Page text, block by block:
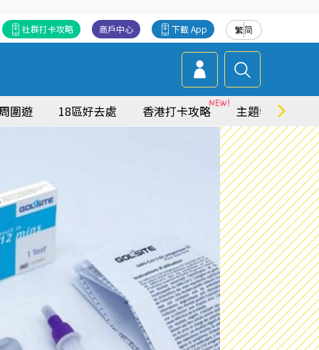
繁简
下載 App
商戶中心
社群打卡攻略
圍遊 18區好去處 香港打卡攻略 主題特集